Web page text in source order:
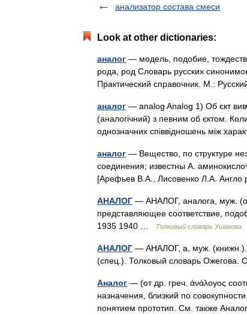
анализатор состава смеси
Look at other dictionaries:
аналог — модель, подобие,
рода, род Словарь русских
Практический справочник. М.:
аналог — analog Analog 1) Об єкт
(аналогічний) з певним об єктом.
однозначних співвідношень між
аналог — Вещество, по структуре
соединения; известны А.
[Арефьев В.А., Лисовенко Л.А.
АНАЛОГ — АНАЛОГ, аналога, муж.
представляющее соответствие,
1935 1940 …
Толковый словарь Ушакова
АНАЛОГ — АНАЛОГ, а, муж. (книжн.).
(спец.). Толковый словарь
Аналог — (от др. греч. ἀνάλογος
назначения, близкий по
понятием прототип. См. также